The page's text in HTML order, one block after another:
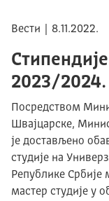
Вести | 8.11.2022.
2023/
Посредством
Швајцарске,
је достављено
студије на
Републике Србије
мастер студије у